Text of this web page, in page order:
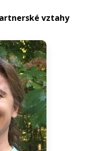
vztahy